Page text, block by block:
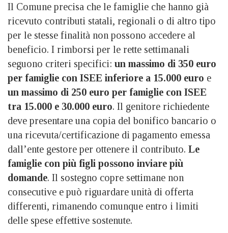
Il Comune precisa che le famiglie che hanno già
ricevuto contributi statali, regionali o di altro tipo
per le stesse finalità non possono accedere al
beneficio. I rimborsi per le rette settimanali
seguono criteri specifici: un massimo di 350 euro
per famiglie con ISEE inferiore a 15.000 euro e
un massimo di 250 euro per famiglie con ISEE
tra 15.000 e 30.000 euro. Il genitore richiedente
deve presentare una copia del bonifico bancario o
una ricevuta/certificazione di pagamento emessa
dall’ente gestore per ottenere il contributo. Le
famiglie con più figli possono inviare più
domande. Il sostegno copre settimane non
consecutive e può riguardare unità di offerta
differenti, rimanendo comunque entro i limiti
delle spese effettive sostenute.